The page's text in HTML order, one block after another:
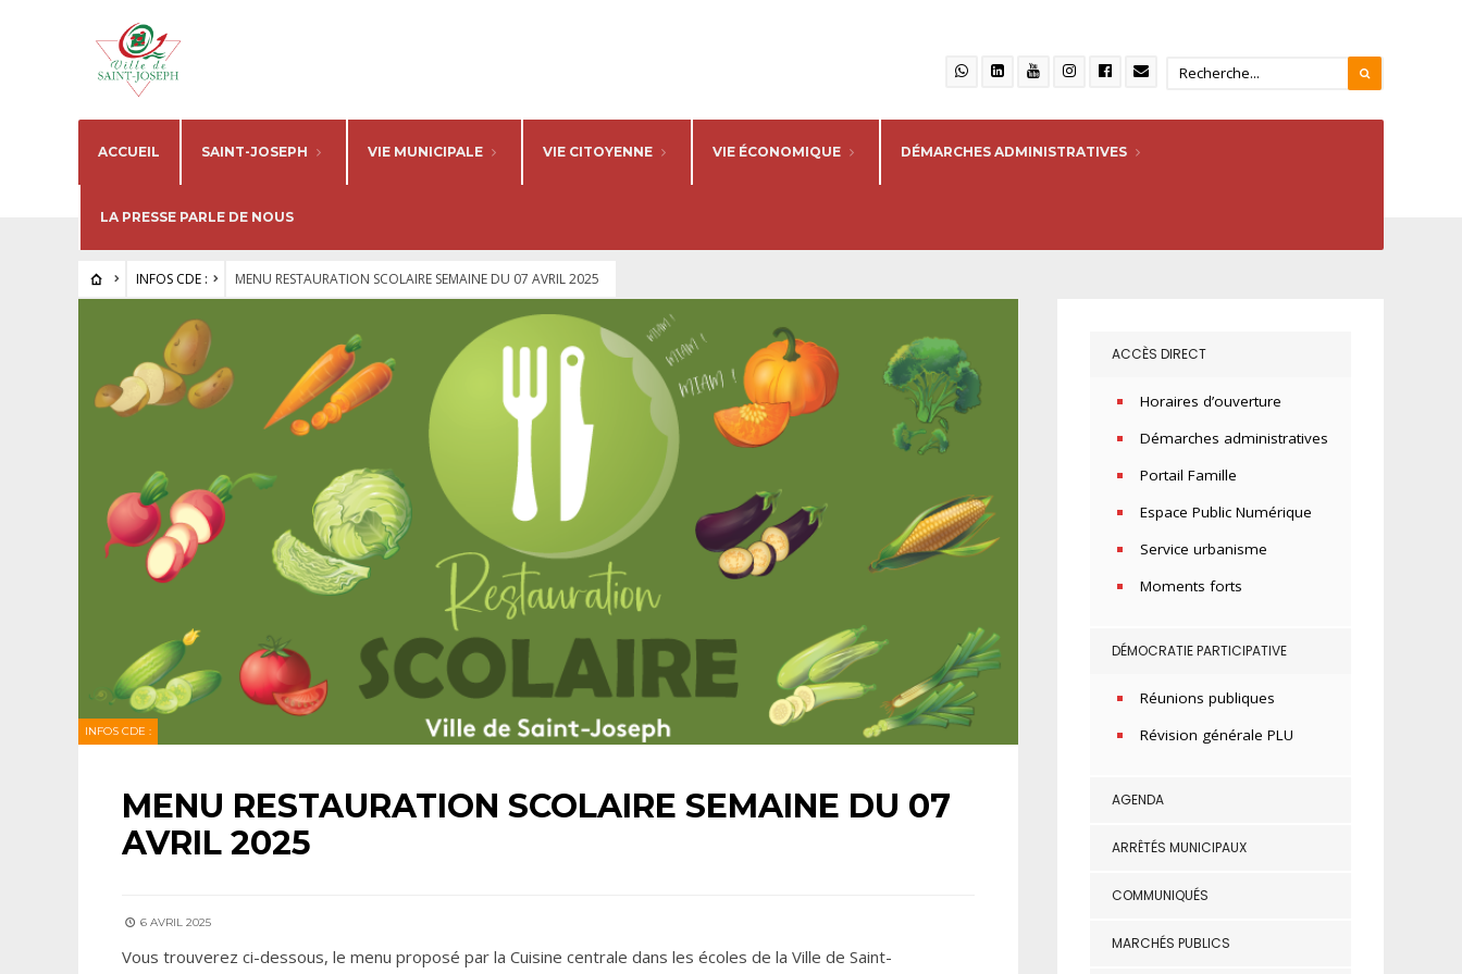
ACCUEIL SAINT-JOSEPH VIE MUNICIPALE VIE CITOYENNE VIE ÉCONOMIQUE DÉMARCHES ADMINISTRATIVES
LA PRESSE PARLE DE NOUS
INFOS CDE : MENU RESTAURATION SCOLAIRE SEMAINE DU 07 AVRIL 2025
INFOS CDE :
MENU RESTAURATION SCOLAIRE SEMAINE DU 07
AVRIL 2025
6 AVRIL 2025
Vous trouverez ci-dessous, le menu proposé par la Cuisine centrale dans les écoles de la Ville de Saint-
ACCÈS DIRECT
Horaires d’ouverture
Démarches administratives
Portail Famille
Espace Public Numérique
Service urbanisme
Moments forts
DÉMOCRATIE PARTICIPATIVE
Réunions publiques
Révision générale PLU
AGENDA
ARRÊTÉS MUNICIPAUX
COMMUNIQUÉS
MARCHÉS PUBLICS